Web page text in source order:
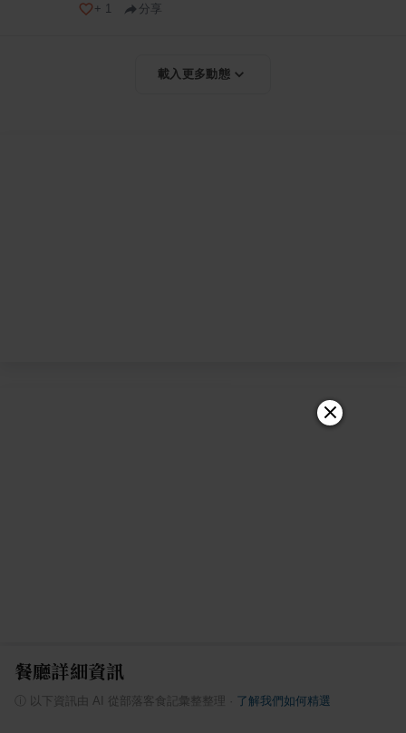
+ 1 分享
載入更多動態
餐廳詳細資訊
ⓘ 以下資訊由 AI 從部落客食記彙整整理 了解我們如何精選